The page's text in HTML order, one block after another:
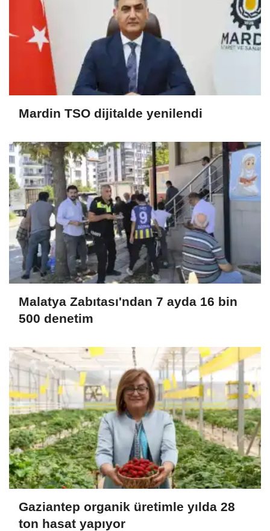
Mardin TSO dijitalde yenilendi
Malatya Zabıtası'ndan 7 ayda 16 bin
500 denetim
Gaziantep organik üretimle yılda 28
ton hasat yapıyor